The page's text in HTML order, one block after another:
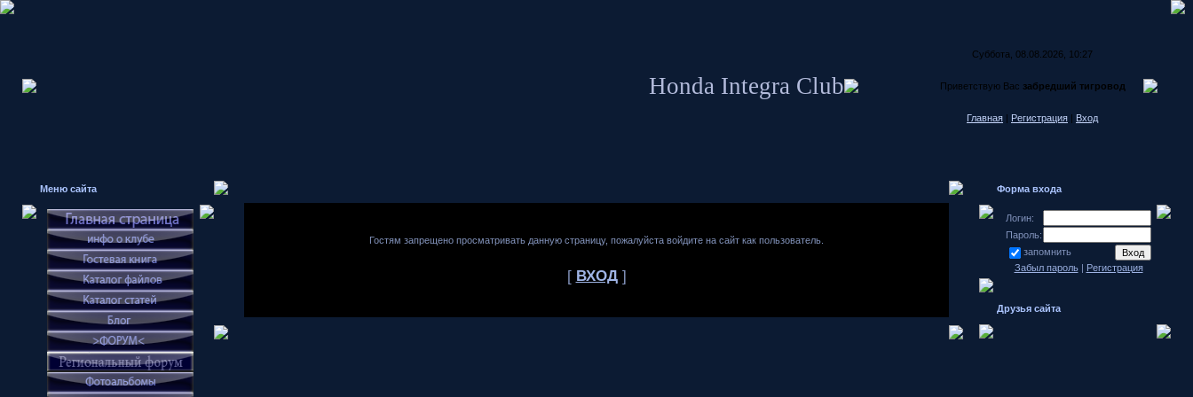
Honda Integra Club
Суббота, 08.08.2026, 10:27
Приветствую Вас забредший тигровод
Главная | Регистрация | Вход
Меню сайта
Гостям запрещено просматривать данную страницу, пожалуйста войдите на сайт как пользователь.
[ ВХОД]
Форма входа
Логин:
Пароль:
запомнить
Забыл пароль| Регистрация
Друзья сайта